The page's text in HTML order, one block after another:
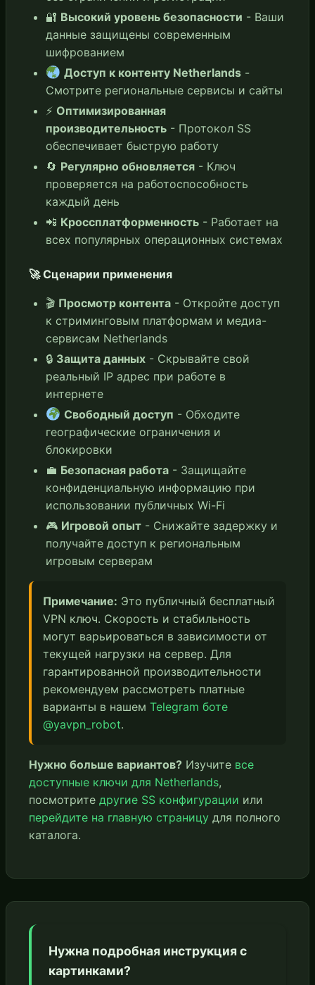
🔐 Высокий уровень безопасности - Ваши
данные защищены современным
шифрованием
Доступ к контенту Netherlands-
Смотрите региональные сервисы и сайты
⚡ Оптимизированная
производительность - Протокол SS
обеспечивает быструю работу
🔄 Регулярно обновляется - Ключ
проверяется на работоспособность
каждый день
📲 Кроссплатформенность - Работает на
всех популярных операционных системах
🚀 Сценарии применения
🎬 Просмотр контента - Откройте доступ
к стриминговым платформам и медиа-
сервисам Netherlands
🔒 Защита данных - Скрывайте свой
реальный IP адрес при работе в
интернете
Свободный доступ - Обходите
географические ограничения и
блокировки
💼 Безопасная работа - Защищайте
конфиденциальную информацию при
использовании публичных Wi-Fi
🎮 Игровой опыт - Снижайте задержку и
получайте доступ к региональным
игровым серверам
Примечание: Это публичный бесплатный
VPN ключ. Скорость и стабильность
могут варьироваться в зависимости от
текущей нагрузки на сервер. Для
гарантированной производительности
рекомендуем рассмотреть платные
варианты в нашем Telegram боте
@yavpn_robot.
Нужно больше вариантов? Изучите все
доступные ключи для Netherlands,
посмотрите другие SS конфигурации или
перейдите на главную страницу для полного
каталога.
Нужна подробная инструкция с
картинками?